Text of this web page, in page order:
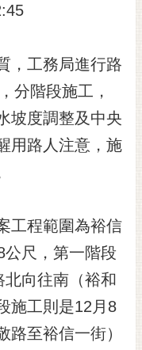
，工務局進行路
分階段施工，
坡度調整及中央
用路人注意，施
工程範圍為裕信
公尺，第一階段
向往南（裕和
施工則是12月8
路至裕信一街）